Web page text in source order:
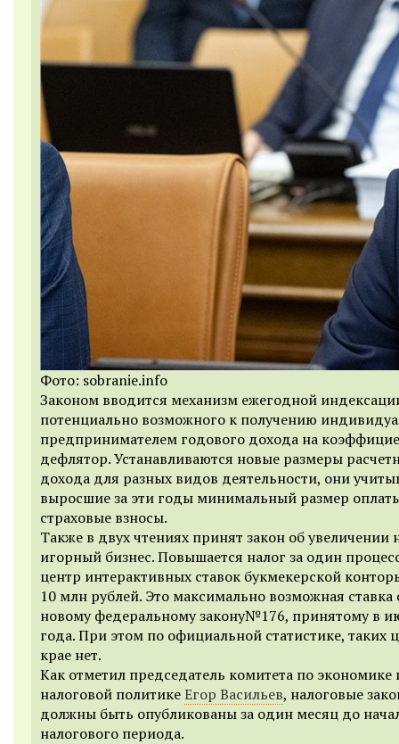
Фото: sobranie.info
Законом вводится механизм ежегодной
потенциально возможного к получению
предпринимателем годового дохода на
дефлятор. Устанавливаются новые размеры
дохода для разных видов деятельности, они
выросшие за эти годы минимальный размер
страховые взносы.
Также в двух чтениях принят закон об увеличении
игорный бизнес. Повышается налог за один
центр интерактивных ставок букмекерской
10 млн рублей. Это максимально возможная ставка
новому федеральному закону№176, принятому в
года. При этом по официальной статистике, таких
крае нет.
Как отметил председатель комитета по экономике
налоговой политикеЕгор Васильев, налоговые
должны быть опубликованы за один месяц до
налогового периода.